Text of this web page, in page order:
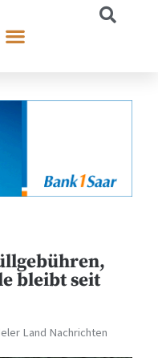
bleibt seit
Land Nachrichten